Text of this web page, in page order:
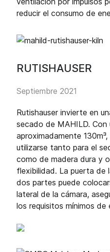
reducir el consumo de
RUTISHAUSER
Septiembre 2021
Rutishauser invierte en
secado de MAHILD. Con
aproximadamente
utilizarse tanto para el
como de madera dura y
flexibilidad. La puerta de
dos partes puede
lateral de la cámara,
los requisitos mínimos de